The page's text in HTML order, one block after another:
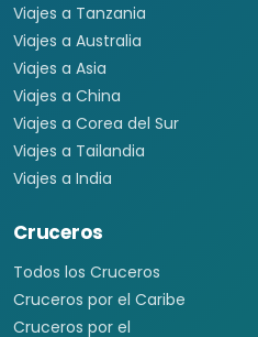
Viajes a Tanzania
Viajes a Australia
Viajes a Asia
Viajes a China
Viajes a Corea del Sur
Viajes a Tailandia
Viajes a India
Cruceros
Todos los Cruceros
Cruceros por el Caribe
Cruceros por el